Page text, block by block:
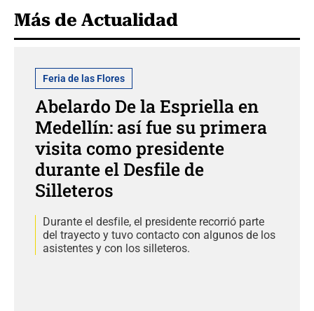
Más de Actualidad
Feria de las Flores
Abelardo De la Espriella en
Medellín: así fue su primera
visita como presidente
durante el Desfile de
Silleteros
Durante el desfile, el presidente recorrió parte
del trayecto y tuvo contacto con algunos de los
asistentes y con los silleteros.